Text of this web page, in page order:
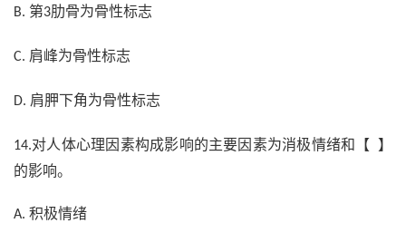
B. 第3肋骨为骨性标志
C. 肩峰为骨性标志
D. 肩胛下角为骨性标志
14.对人体心理因素构成影响的主要因素为消极情绪和【 】
的影响。
A. 积极情绪